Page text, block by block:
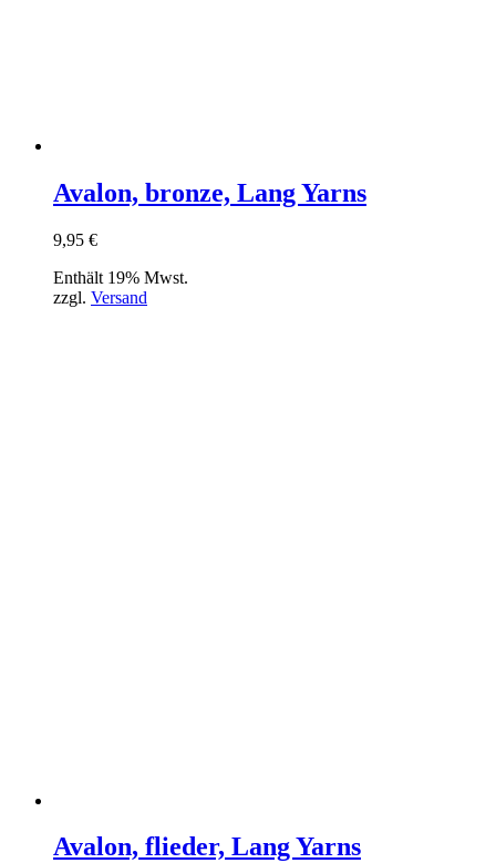
Avalon, bronze, Lang Yarns
9,95 €
Enthält 19% Mwst.
zzgl. Versand
Avalon, flieder, Lang Yarns